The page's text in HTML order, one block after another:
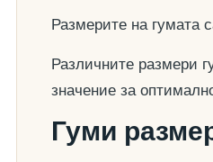
Размерите на гумата
Различните размери
значение за
Гуми